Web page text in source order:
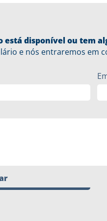
está disponível ou tem
e nós entraremos em